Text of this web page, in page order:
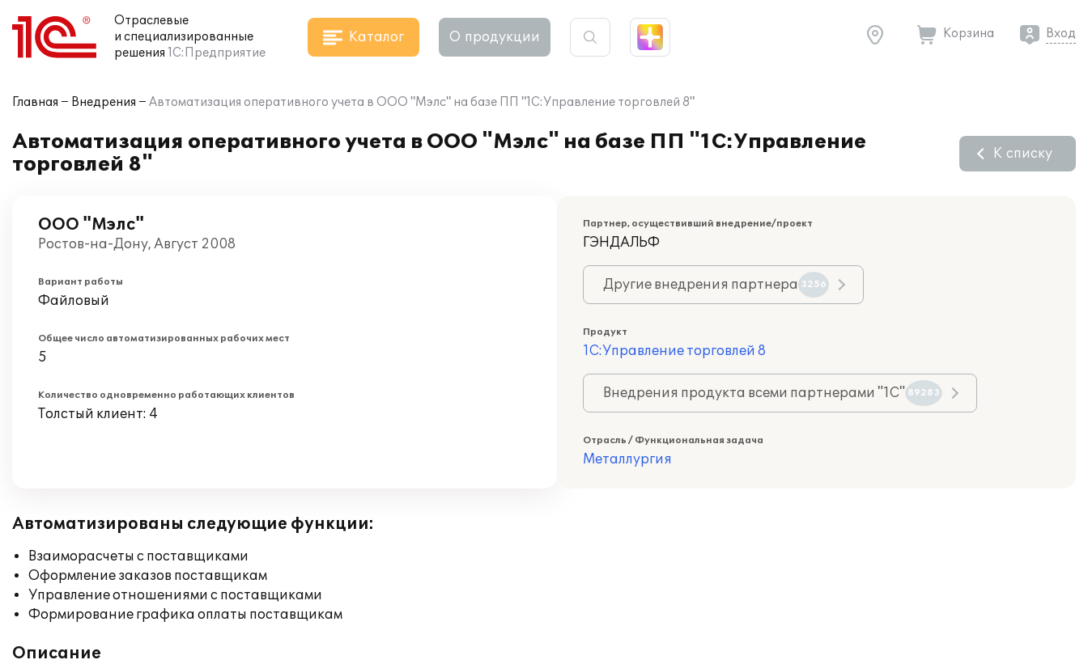
Отраслевые
и специализированные
решения 1С:Предприятие
Каталог О продукции Корзина Вход
Главная Внедрения Автоматизация оперативного учета в ООО "Мэлс" на базе ПП "1С:Управление торговлей 8"
Автоматизация оперативного учета в ООО "Мэлс" на базе ПП "1С:Управление
торговлей 8"
К списку
ООО "Мэлс"
Ростов-на-Дону, Август 2008
Вариант работы
Файловый
Общее число автоматизированных рабочих мест
5
Количество одновременно работающих клиентов
Толстый клиент: 4
Партнер, осуществивший внедрение/проект
ГЭНДАЛЬФ
Другие внедрения партнера 3256
Продукт
1С:Управление торговлей 8
Внедрения продукта всеми партнерами "1С" 89283
Отрасль / Функциональная задача
Металлургия
Автоматизированы следующие функции:
Взаиморасчеты с поставщиками
Оформление заказов поставщикам
Управление отношениями с поставщиками
Формирование графика оплаты поставщикам
Описание